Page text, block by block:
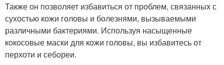
Также он позволяет избавиться от проблем, связанных с
сухостью кожи головы и болезнями, вызываемыми
различными бактериями. Используя насыщенные
кокосовые маски для кожи головы, вы избавитесь от
перхоти и себореи.